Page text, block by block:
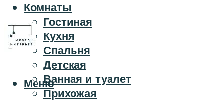
Комнаты
Гостиная
Кухня
Спальня
Детская
Ванная и туалет
Прихожая
Меню